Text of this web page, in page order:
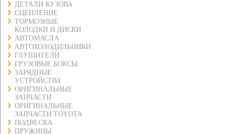
ДЕТАЛИ КУЗОВА
СЦЕПЛЕНИЕ
ТОРМОЗНЫЕ
КОЛОДКИ И ДИСКИ
АВТОМАСЛА
АВТОХОЛОДИЛЬНИКИ
ГЛУШИТЕЛИ
ГРУЗОВЫЕ БОКСЫ
ЗАРЯДНЫЕ
УСТРОЙСТВА
ОРИГИНАЛЬНЫЕ
ЗАПЧАСТИ
ОРИГИНАЛЬНЫЕ
ЗАПЧАСТИ TOYOTA
ПОДВЕСКА
ПРУЖИНЫ